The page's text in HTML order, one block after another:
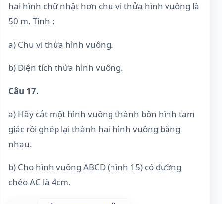
hai hình chữ nhật hơn chu vi thửa hình vuông là
50 m. Tính :
a) Chu vi thửa hình vuông.
b) Diện tích thửa hình vuông.
Câu 17.
a) Hãy cắt một hình vuông thành bôn hình tam
giác rồi ghép lại thành hai hình vuông bằng
nhau.
b) Cho hình vuông ABCD (hình 15) có đường
chéo AC là 4cm.